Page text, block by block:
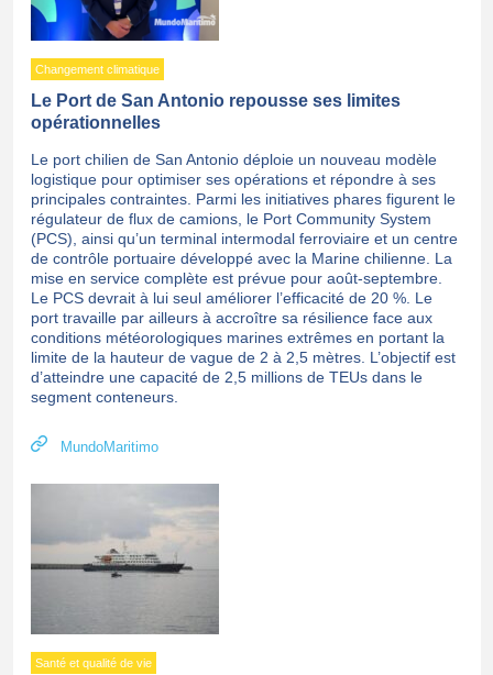
Changement climatique
Le Port de San Antonio repousse ses limites
opérationnelles
Le port chilien de San Antonio déploie un nouveau modèle
logistique pour optimiser ses opérations et répondre à ses
principales contraintes. Parmi les initiatives phares figurent le
régulateur de flux de camions, le Port Community System
(PCS), ainsi qu’un terminal intermodal ferroviaire et un centre
de contrôle portuaire développé avec la Marine chilienne. La
mise en service complète est prévue pour août-septembre.
Le PCS devrait à lui seul améliorer l’efficacité de 20 %. Le
port travaille par ailleurs à accroître sa résilience face aux
conditions météorologiques marines extrêmes en portant la
limite de la hauteur de vague de 2 à 2,5 mètres. L’objectif est
d’atteindre une capacité de 2,5 millions de TEUs dans le
segment conteneurs.
MundoMaritimo
Santé et qualité de vie